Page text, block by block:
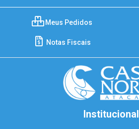
Meus Pedidos
Notas Fiscais
Institucional